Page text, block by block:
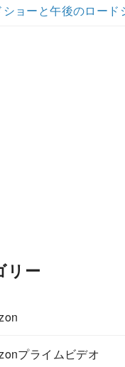
ョーと午後のロード
リー
プライムビデオ